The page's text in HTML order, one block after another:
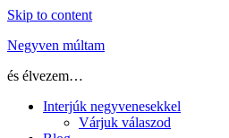
Skip to content
Negyven múltam
és élvezem…
Interjúk negyvenesekkel
Várjuk válaszod